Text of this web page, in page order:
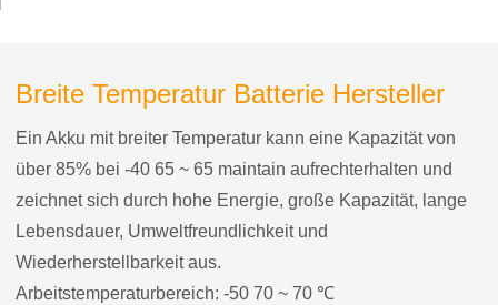
Breite Temperatur Batterie Hersteller
Ein Akku mit breiter Temperatur kann eine Kapazität von
über 85% bei -40 65 ~ 65 maintain aufrechterhalten und
zeichnet sich durch hohe Energie, große Kapazität, lange
Lebensdauer, Umweltfreundlichkeit und
Wiederherstellbarkeit aus.
Arbeitstemperaturbereich: -50 70 ~ 70 ℃